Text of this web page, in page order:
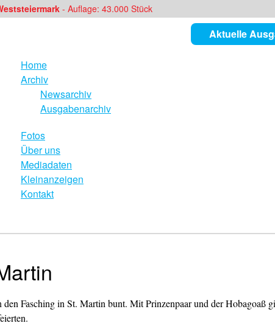
- Auflage: 43.000 Stück
Aktuelle
Home
Archiv
Newsarchiv
Ausgabenarchiv
Fotos
Über uns
Mediadaten
Kleinanzeigen
Kontakt
Fasching in St. Martin bunt. Mit Prinzenpaar und der Hobagoaß